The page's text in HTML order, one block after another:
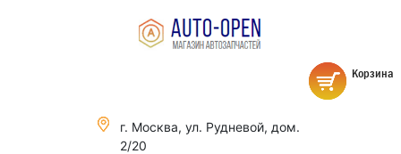
г. Москва, ул. Рудневой, дом.
2/20
Корзина